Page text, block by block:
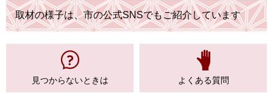
取材の様子は、市の公式SNSでもご紹介しています
見つからないときは よくある質問